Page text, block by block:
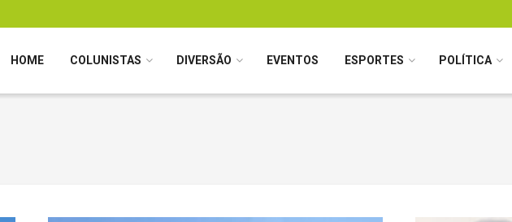
HOME COLUNISTAS DIVERSÃO EVENTOS ESPORTES POLÍTICA